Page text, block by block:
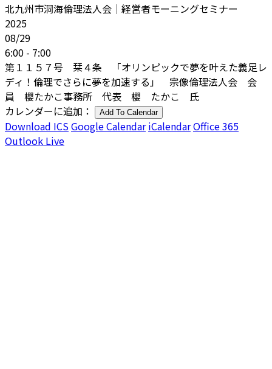
北九州市洞海倫理法人会｜経営者モーニングセミナー
2025
08/29
6:00 - 7:00
第１１５７号 栞４条 「オリンピックで夢を叶えた義足レ
ディ！倫理でさらに夢を加速する」 宗像倫理法人会 会
員 櫻たかこ事務所 代表 櫻 たかこ 氏
カレンダーに追加：
Add To Calendar
Download ICSGoogle Calendar iCalendarOffice 365
Outlook Live